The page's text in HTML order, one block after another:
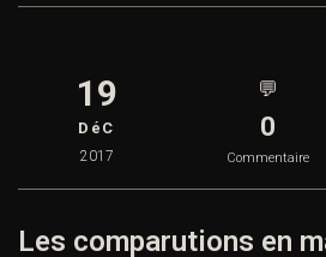
19
DéC
2017
💬
0
Commentaire
Les comparutions en